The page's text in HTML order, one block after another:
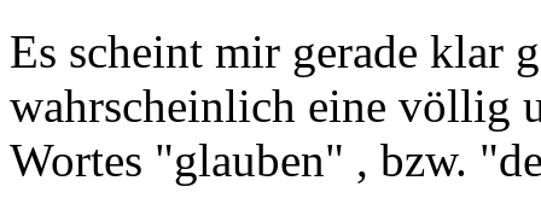
Es scheint mir gerade klar
wahrscheinlich eine völlig
Wortes "glauben" , bzw.